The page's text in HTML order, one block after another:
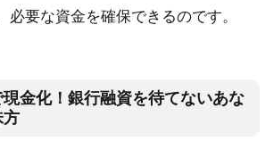
必要な資金を確保できるのです。
金化！銀行融資を待てないあな
方